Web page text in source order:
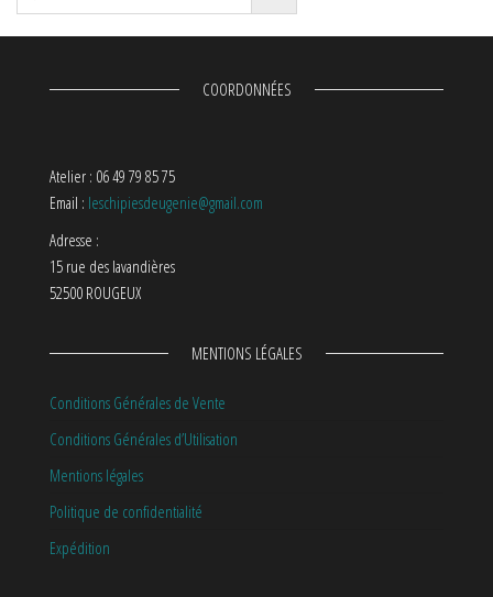
COORDONNÉES
Atelier : 06 49 79 85 75
Email : leschipiesdeugenie@gmail.com
Adresse :
15 rue des lavandières
52500 ROUGEUX
MENTIONS LÉGALES
Conditions Générales de Vente
Conditions Générales d’Utilisation
Mentions légales
Politique de confidentialité
Expédition